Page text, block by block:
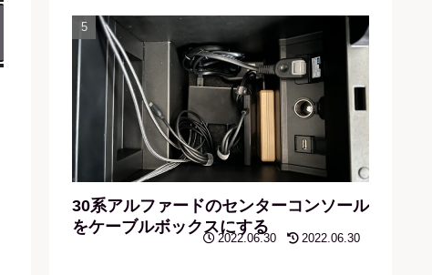
30系アルファードのセンターコンソール
をケーブルボックスにする
2022.06.30 2022.06.30